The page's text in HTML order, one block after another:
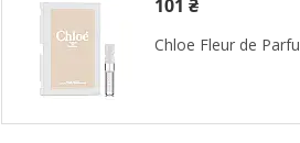
101 ₴
Chloe Fleur de